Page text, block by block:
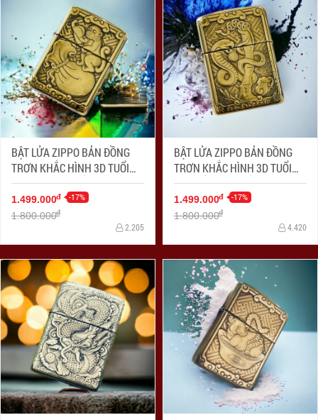
BẬT LỬA ZIPPO BẢN ĐỒNG
TRƠN KHẮC HÌNH 3D TUỔI
CON KHỈ SIÊU SẮC NÉT
1.499.000đ -17%
1.800.000đ
2.205
BẬT LỬA ZIPPO BẢN ĐỒNG
TRƠN KHẮC HÌNH 3D TUỔI
CON RẮN SIÊU SẮC NÉT
1.499.000đ -17%
1.800.000đ
4.420